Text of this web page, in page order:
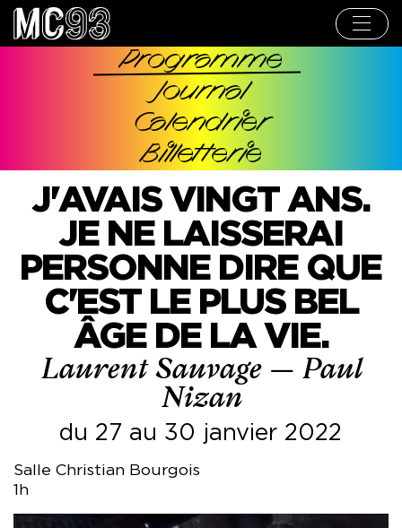
Aller
contenu
Navigation
Programme
Journal
Calendrier
Billetterie
J'AVAIS VINGT ANS.
JE NE LAISSERAI
PERSONNE DIRE QUE
C'EST LE PLUS BEL
ÂGE DE LA VIE.
Laurent Sauvage — Paul
Nizan
du 27 au 30 janvier 2022
Salle Christian Bourgois
1h